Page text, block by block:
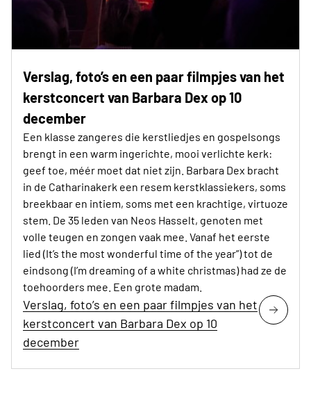
Verslag, foto’s en een paar filmpjes van het
kerstconcert van Barbara Dex op 10
december
Een klasse zangeres die kerstliedjes en gospelsongs
brengt in een warm ingerichte, mooi verlichte kerk:
geef toe, méér moet dat niet zijn. Barbara Dex bracht
in de Catharinakerk een resem kerstklassiekers, soms
breekbaar en intiem, soms met een krachtige, virtuoze
stem. De 35 leden van Neos Hasselt, genoten met
volle teugen en zongen vaak mee. Vanaf het eerste
lied (It’s the most wonderful time of the year”) tot de
eindsong (I’m dreaming of a white christmas) had ze de
toehoorders mee. Een grote madam.
Verslag, foto’s en een paar filmpjes van het
kerstconcert van Barbara Dex op 10
december